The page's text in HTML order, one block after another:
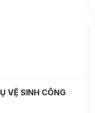
VỆ SINH CÔNG